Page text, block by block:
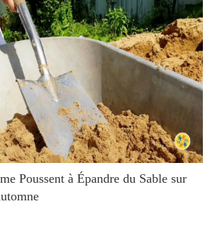
Poussent à Épandre du Sable sur